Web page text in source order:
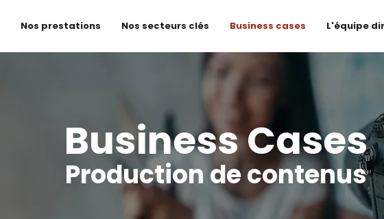
Nos prestations Nos secteurs clés Business cases L'équipe
Business Cases
Production de contenus